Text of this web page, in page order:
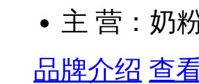
主 营：奶
品牌介绍 查